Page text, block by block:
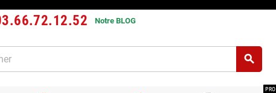
Notre BLOG
search
PRO